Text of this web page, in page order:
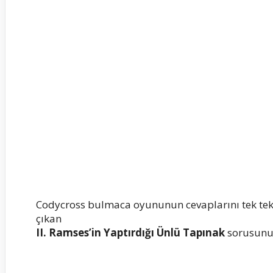
Codycross bulmaca oyununun cevaplarını tek
çıkan
II. Ramses’in Yaptırdığı Ünlü Tapınak